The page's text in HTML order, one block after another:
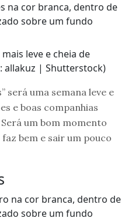
leve e cheia de
allakuz | Shutterstock)
será uma semana leve e
e boas companhias
um bom momento
bem e sair um pouco